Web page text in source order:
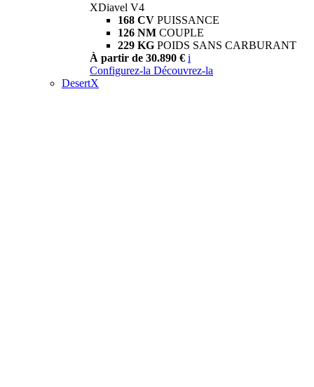
XDiavel V4
168 CV PUISSANCE
126 NM COUPLE
229 KG POIDS SANS CARBURANT
À partir de 30.890 € i
Configurez-la Découvrez-la
DesertX